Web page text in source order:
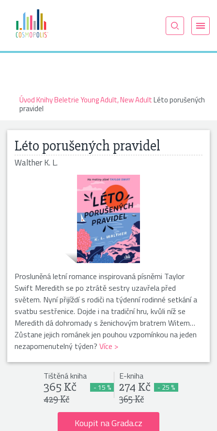
ÚvodKnihyBeletrieYoung Adult, New AdultLéto porušených
pravidel
Léto porušených pravidel
Walther K. L.
Prosluněná letní romance inspirovaná písněmi Taylor
Swift Meredith se po ztrátě sestry uzavřela před
světem. Nyní přijíždí s rodiči na týdenní rodinné setkání a
svatbu sestřenice. Dojde i na tradiční hru, kvůli níž se
Meredith dá dohromady s ženichovým bratrem Witem…
Zůstane jejich románek jen pouhou vzpomínkou na jeden
nezapomenutelný týden? Více >
Koupit na Grada.cz
Tištěná kniha
365 Kč
429 Kč
- 15 %
E-kniha
274 Kč
365 Kč
- 25 %